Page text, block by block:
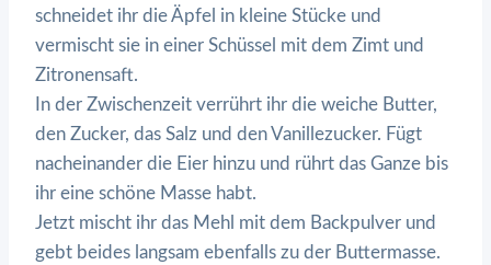
schneidet ihr die Äpfel in kleine Stücke und
vermischt sie in einer Schüssel mit dem Zimt und
Zitronensaft.
In der Zwischenzeit verrührt ihr die weiche Butter,
den Zucker, das Salz und den Vanillezucker. Fügt
nacheinander die Eier hinzu und rührt das Ganze bis
ihr eine schöne Masse habt.
Jetzt mischt ihr das Mehl mit dem Backpulver und
gebt beides langsam ebenfalls zu der Buttermasse.